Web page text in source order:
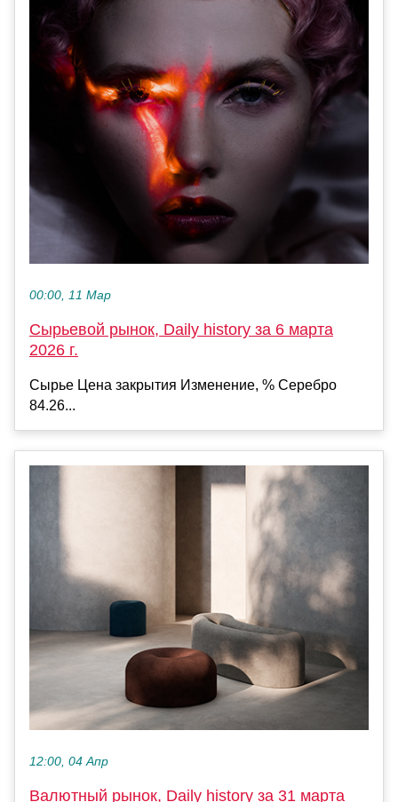
00:00, 11 Мар
Сырьевой рынок, Daily history за 6 марта
2026 г.
Сырье Цена закрытия Изменение, % Серебро
84.26...
12:00, 04 Апр
Валютный рынок, Daily history за 31 марта